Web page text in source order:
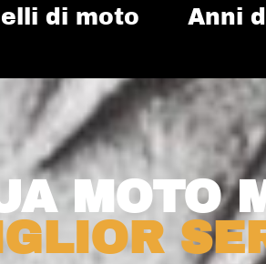
di moto Anni
MOTO